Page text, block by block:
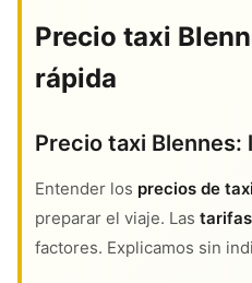
Precio taxi
rápida
Precio taxi Blennes:
Entender los precios de
preparar el viaje. Las
factores. Explicamos sin